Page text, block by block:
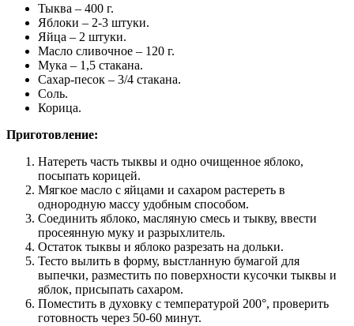
Тыква – 400 г.
Яблоки – 2-3 штуки.
Яйца – 2 штуки.
Масло сливочное – 120 г.
Мука – 1,5 стакана.
Сахар-песок – 3/4 стакана.
Соль.
Корица.
Приготовление:
Натереть часть тыквы и одно очищенное яблоко,
посыпать корицей.
Мягкое масло с яйцами и сахаром растереть в
однородную массу удобным способом.
Соединить яблоко, масляную смесь и тыкву, ввести
просеянную муку и разрыхлитель.
Остаток тыквы и яблоко разрезать на дольки.
Тесто вылить в форму, выстланную бумагой для
выпечки, разместить по поверхности кусочки тыквы и
яблок, присыпать сахаром.
Поместить в духовку с температурой 200°, проверить
готовность через 50-60 минут.